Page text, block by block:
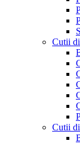
Cutii
Cutii